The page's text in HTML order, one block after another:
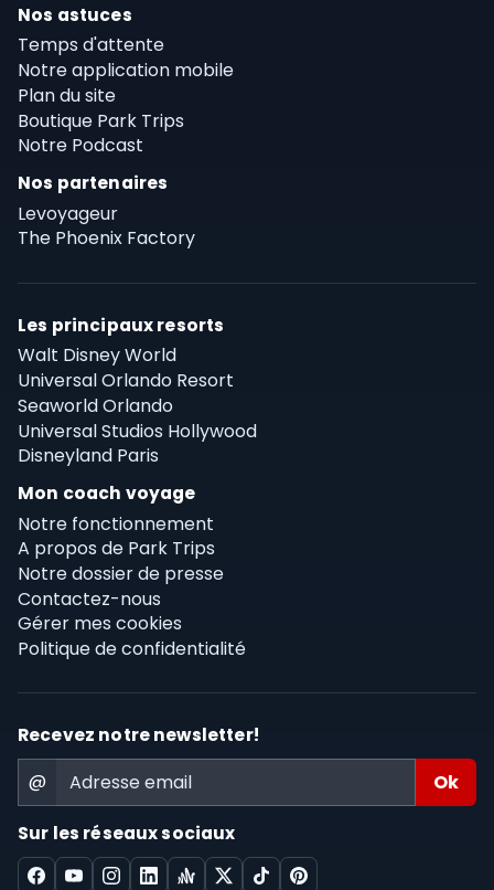
Nos astuces
Temps d'attente
Notre application mobile
Plan du site
Boutique Park Trips
Notre Podcast
Nos partenaires
Levoyageur
The Phoenix Factory
Les principaux resorts
Walt Disney World
Universal Orlando Resort
Seaworld Orlando
Universal Studios Hollywood
Disneyland Paris
Mon coach voyage
Notre fonctionnement
A propos de Park Trips
Notre dossier de presse
Contactez-nous
Gérer mes cookies
Politique de confidentialité
Recevez notre newsletter!
@
Sur les réseaux sociaux